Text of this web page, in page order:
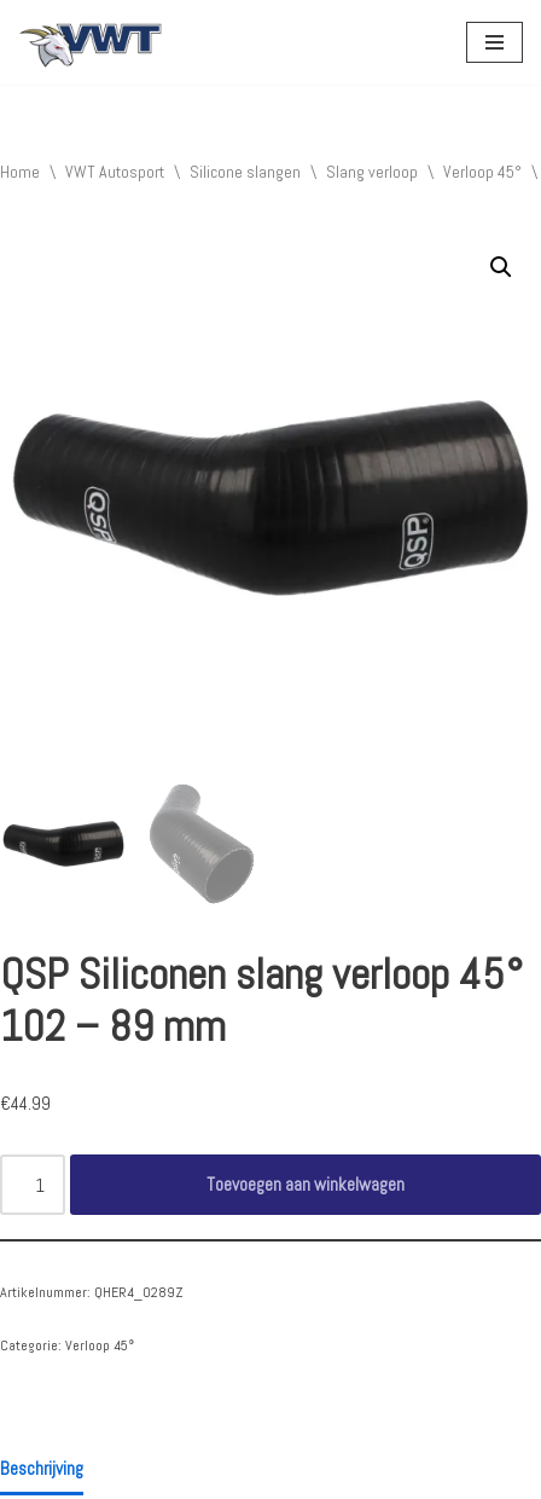
Home \ VWT Autosport \ Silicone slangen \ Slang verloop \ Verloop 45° \
QSP Siliconen slang verloop 45°
102 – 89 mm
€44.99
Toevoegen aan winkelwagen
Artikelnummer: QHER4_0289Z
Categorie: Verloop 45°
Beschrijving